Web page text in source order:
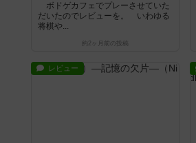
ボドゲカフェでプレーさせていた
だいたのでレビューを。 いわゆる
将棋や...
約2ヶ月前 の投稿
レビュー